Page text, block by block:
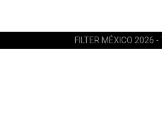
FILTER MÉXICO